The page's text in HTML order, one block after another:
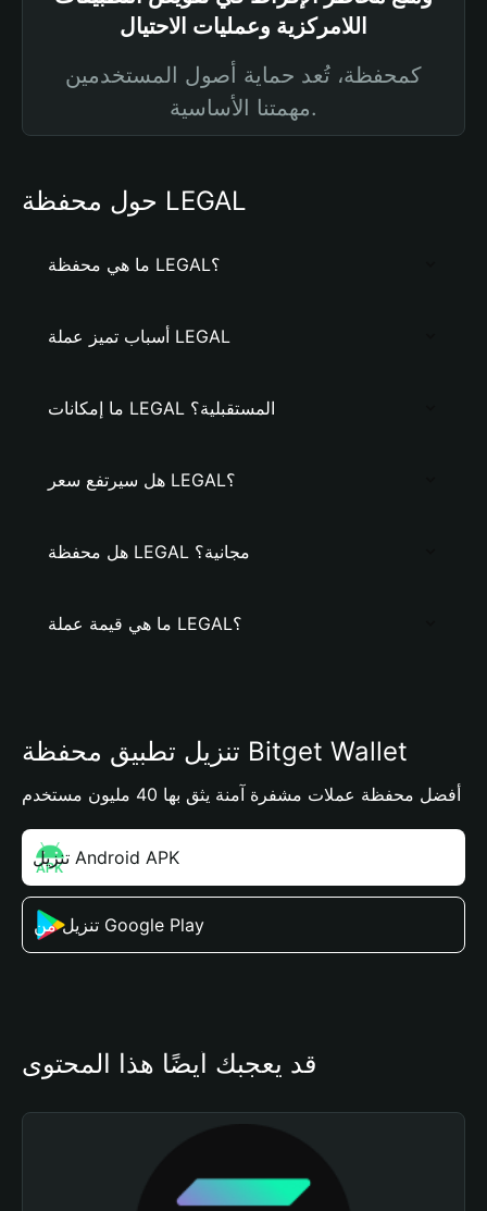
اللامركزية وعمليات الاحتيال
كمحفظة، تُعد حماية أصول المستخدمين
مهمتنا الأساسية.
حول محفظة LEGAL
ما هي محفظة LEGAL؟
أسباب تميز عملة LEGAL
ما إمكانات LEGAL المستقبلية؟
هل سيرتفع سعر LEGAL؟
هل محفظة LEGAL مجانية؟
ما هي قيمة عملة LEGAL؟
تنزيل تطبيق محفظة Bitget Wallet
أفضل محفظة عملات مشفرة آمنة يثق بها 40 مليون مستخدم
تنزيل Android APK
تنزيل من Google Play
قد يعجبك أيضًا هذا المحتوى